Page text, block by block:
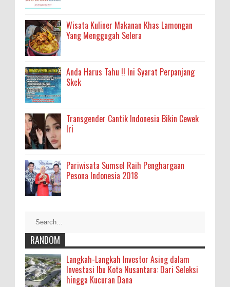
Wisata Kuliner Makanan Khas Lamongan
Yang Menggugah Selera
Anda Harus Tahu !! Ini Syarat Perpanjang
Skck
Transgender Cantik Indonesia Bikin Cewek
Iri
Pariwisata Sumsel Raih Penghargaan
Pesona Indonesia 2018
RANDOM
Langkah-Langkah Investor Asing dalam
Investasi Ibu Kota Nusantara: Dari Seleksi
hingga Kucuran Dana